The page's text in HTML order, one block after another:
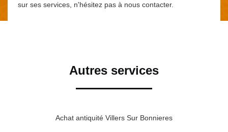
sur ses services, n'hésitez pas à nous contacter.
Autres services
Achat antiquité Villers Sur Bonnieres